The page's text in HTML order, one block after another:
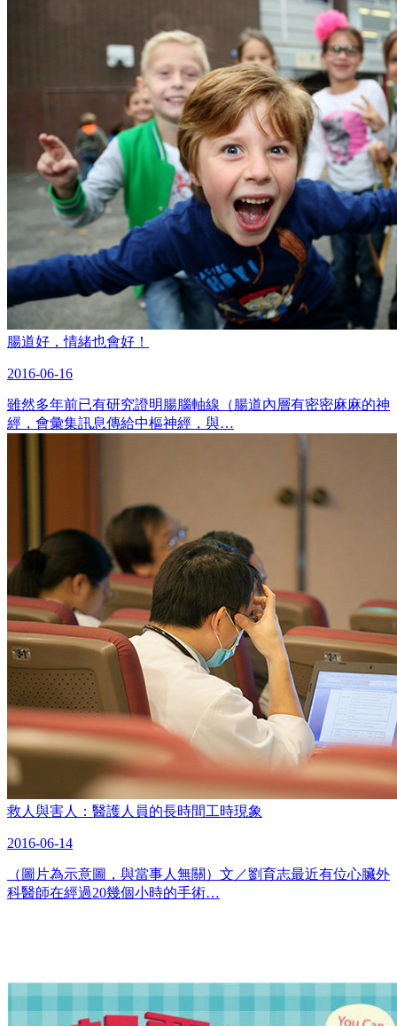
腸道好，情緒也會好！
2016-06-16
雖然多年前已有研究證明腸腦軸線（腸道內層有密密麻麻的神
經，會彙集訊息傳給中樞神經，與…
救人與害人：醫護人員的長時間工時現象
2016-06-14
（圖片為示意圖，與當事人無關）文／劉育志最近有位心臟外
科醫師在經過20幾個小時的手術…